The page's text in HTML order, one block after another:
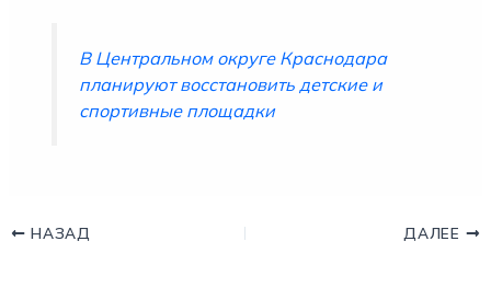
В Центральном округе Краснодара
планируют восстановить детские и
спортивные площадки
НАЗАД ДАЛЕЕ